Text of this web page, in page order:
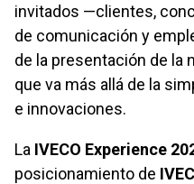
invitados —clientes,
de comunicación y
de la presentación de la
que va más allá de la
e innovaciones.
La IVECO Experience
posicionamiento de